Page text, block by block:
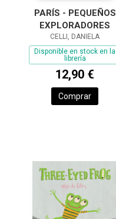
PARÍS - PEQUEÑOS
EXPLORADORES
CELLI, DANIELA
Disponible en stock en la
librería
12,90 €
Comprar